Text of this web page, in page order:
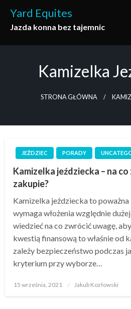
content
Yard Equites
Jazda konna bez tajemnic
Kamizelka
STRONA GŁÓWNA
JEŹDZIEC PORADY
Kamizelka jeździecka – na
zakupie?
Kamizelka jeździecka to
wymaga włożenia względnie
wiedzieć na co zwrócić uwagę,
kwestią finansową to właśnie od
zależy bezpieczeństwo podczas
kryterium przy wyborze…
Opublikowane
15 września, 2021 Jakub Kozłowski